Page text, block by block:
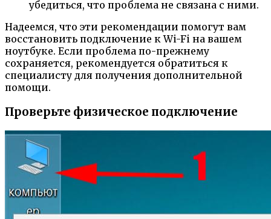
убедиться, что проблема не связана с ними.
Надеемся, что эти рекомендации помогут вам
восстановить подключение к Wi-Fi на вашем
ноутбуке. Если проблема по-прежнему
сохраняется, рекомендуется обратиться к
специалисту для получения дополнительной
помощи.
Проверьте физическое подключение